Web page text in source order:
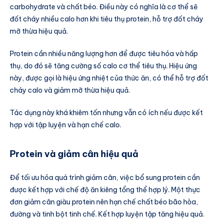
carbohydrate và chất béo. Điều này có nghĩa là cơ thể sẽ
đốt cháy nhiều calo hơn khi tiêu thụ protein, hỗ trợ đốt cháy
mỡ thừa hiệu quả.
Protein cần nhiều năng lượng hơn để được tiêu hóa và hấp
thụ, do đó sẽ tăng cường số calo cơ thể tiêu thụ. Hiệu ứng
này, được gọi là hiệu ứng nhiệt của thức ăn, có thể hỗ trợ đốt
cháy calo và giảm mỡ thừa hiệu quả.
Tác dụng này khá khiêm tốn nhưng vẫn có ích nếu được kết
hợp với tập luyện và hạn chế calo.
Protein và giảm cân hiệu quả
Để tối ưu hóa quá trình giảm cân, việc bổ sung protein cần
được kết hợp với chế độ ăn kiêng tổng thể hợp lý. Một thực
đơn giảm cân giàu protein nên hạn chế chất béo bão hòa,
đường và tinh bột tinh chế. Kết hợp luyện tập tăng hiệu quả.